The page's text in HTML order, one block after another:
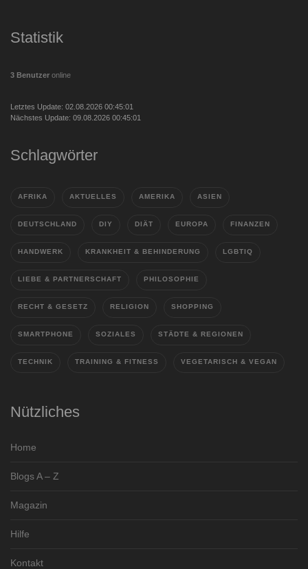
Statistik
3 Benutzer online
Letztes Update: 02.08.2026 00:45:01
Nächstes Update: 09.08.2026 00:45:01
Schlagwörter
AFRIKA AKTUELLES AMERIKA ASIEN
DEUTSCHLAND DIY DIÄT EUROPA FINANZEN
HANDWERK KRANKHEIT & BEHINDERUNG LGBTIQ
LIEBE & PARTNERSCHAFT PHILOSOPHIE
RECHT & GESETZ RELIGION SHOPPING
SMARTPHONE SOZIALES STÄDTE & REGIONEN
TECHNIK TRAINING & FITNESS VEGETARISCH & VEGAN
Nützliches
Home
Blogs A – Z
Magazin
Hilfe
Kontakt